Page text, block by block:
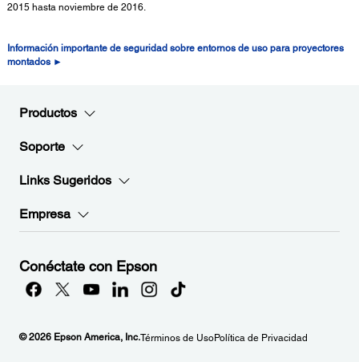
2015 hasta noviembre de 2016.
Información importante de seguridad sobre entornos de uso para proyectores
montados ►
Productos
Soporte
Links Sugeridos
Empresa
Conéctate con Epson
© 2026 Epson America, Inc.Términos de UsoPolítica de Privacidad